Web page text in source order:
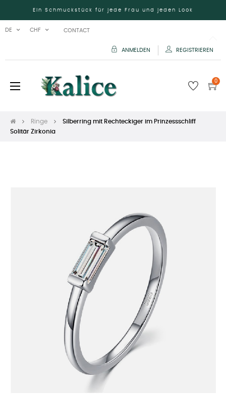
Ein Schmuckstück für jede Frau und jeden Look
DE CHF CONTACT
ANMELDEN REGISTRIEREN
Umschalten
☰ 0
Ringe
Silberring mit Rechteckiger im Prinzessschliff
Solitär Zirkonia